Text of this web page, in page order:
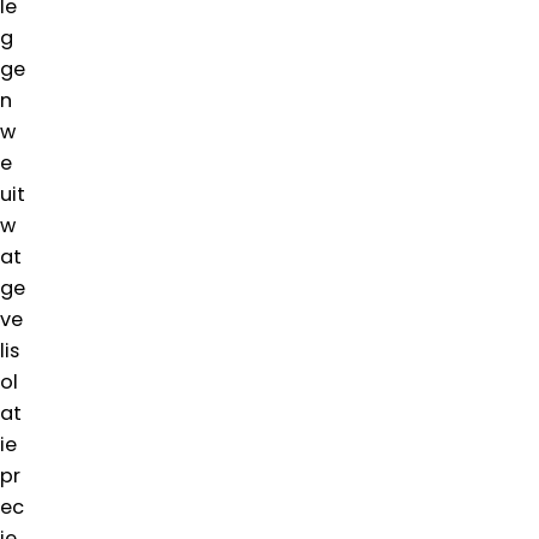
le
g
ge
n
w
e
uit
w
at
ge
ve
lis
ol
at
ie
pr
ec